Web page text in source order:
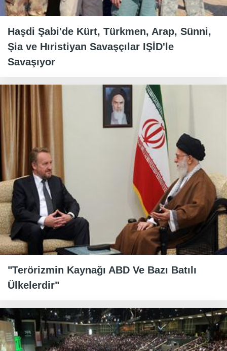
Haşdi Şabi'de Kürt, Türkmen, Arap, Sünni,
Şia ve Hıristiyan Savaşçılar IŞİD'le
Savaşıyor
"Terörizmin Kaynağı ABD Ve Bazı Batılı
Ülkelerdir"